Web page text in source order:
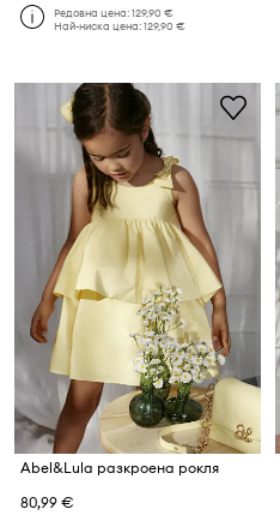
Редовна цена:129,90 €
Най-ниска цена:129,90 €
Abel&Lula разкроена рокля
80,99 €